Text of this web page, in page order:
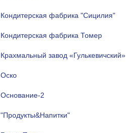
Кондитерская фабрика "Сицилия"
Кондитерская фабрика Томер
Крахмальный завод «Гулькевичский»
Оско
Основание-2
"Продукты&Напитки"